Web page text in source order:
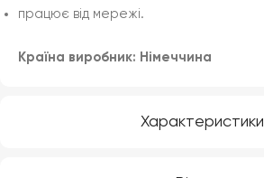
Характеристики
працює від мережі.
Країна виробник: Німеччина